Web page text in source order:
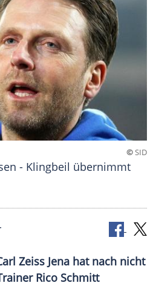
©SID
- Klingbeil übernimmt
Zeiss Jena hat nach nicht
Rico Schmitt